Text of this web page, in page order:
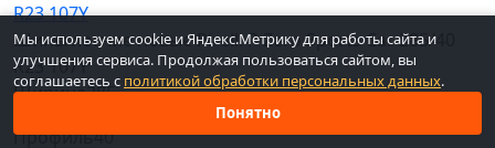
Шины летние новые Pirelli P Zero Sports Car 285/40
R23 107Y
Ширина285
Профиль40
Мы используем cookie и Яндекс.Метрику для работы сайта и
улучшения сервиса. Продолжая пользоваться сайтом, вы
соглашаетесь с политикой обработки персональных данных.
Понятно